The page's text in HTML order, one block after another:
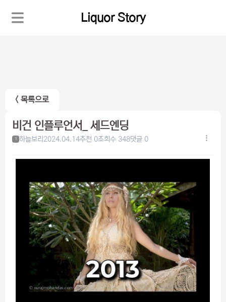
Liquor Story
< 목록으로
비건 인플루언서_ 세드엔딩
1 하늘보리 2024.04.14추천 0조회수 348댓글 0